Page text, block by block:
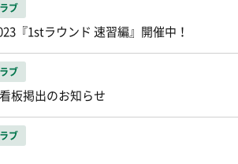
ブ
『1stラウンド 速習編』開催中！
ブ
板掲出のお知らせ
ブ